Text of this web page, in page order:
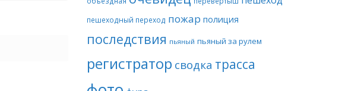
пешеходный переход пожар полиция
последствия пьяный пьяный за рулем
регистратор сводка трасса